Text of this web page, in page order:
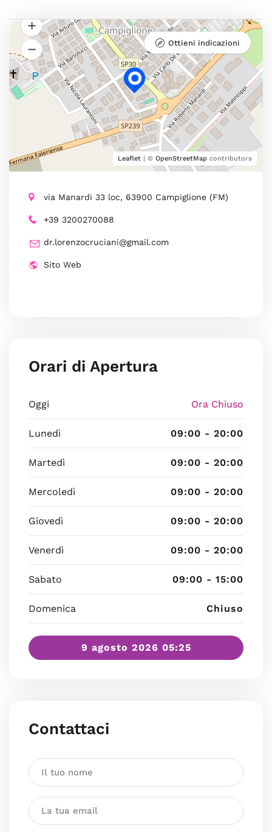
Leaflet | © OpenStreetMap contributors
Ottieni indicazioni
via Manardi 33 loc, 63900 Campiglione (FM)
+39 3200270088
dr.lorenzocruciani@gmail.com
Sito Web
Orari di Apertura
Oggi Ora Chiuso
Lunedì 09:00 - 20:00
Martedì 09:00 - 20:00
Mercoledì 09:00 - 20:00
Giovedì 09:00 - 20:00
Venerdì 09:00 - 20:00
Sabato 09:00 - 15:00
Domenica Chiuso
9 agosto 2026 05:25
Contattaci